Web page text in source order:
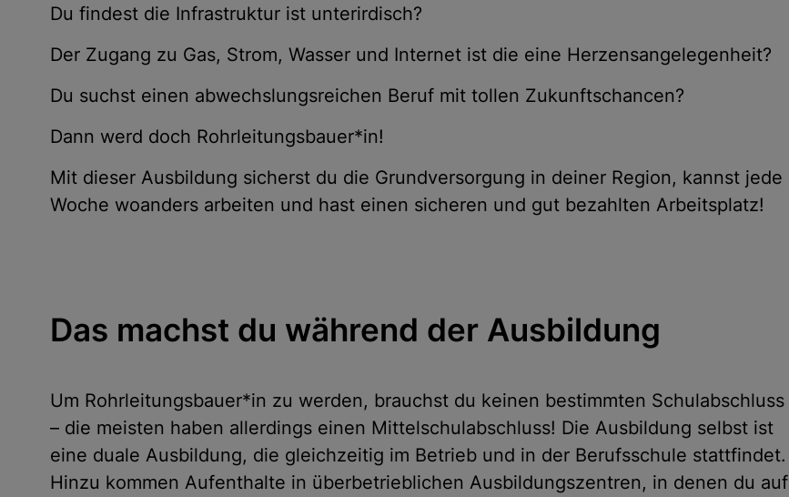
Du findest die Infrastruktur ist unterirdisch?
Der Zugang zu Gas, Strom, Wasser und Internet ist die eine Herzensangelegenheit?
Du suchst einen abwechslungsreichen Beruf mit tollen Zukunftschancen?
Dann werd doch Rohrleitungsbauer*in!
Mit dieser Ausbildung sicherst du die Grundversorgung in deiner Region, kannst jede
Woche woanders arbeiten und hast einen sicheren und gut bezahlten Arbeitsplatz!
Das machst du während der Ausbildung
Um Rohrleitungsbauer*in zu werden, brauchst du keinen bestimmten Schulabschluss
– die meisten haben allerdings einen Mittelschulabschluss! Die Ausbildung selbst ist
eine duale Ausbildung, die gleichzeitig im Betrieb und in der Berufsschule stattfindet.
Hinzu kommen Aufenthalte in überbetrieblichen Ausbildungszentren, in denen du auf